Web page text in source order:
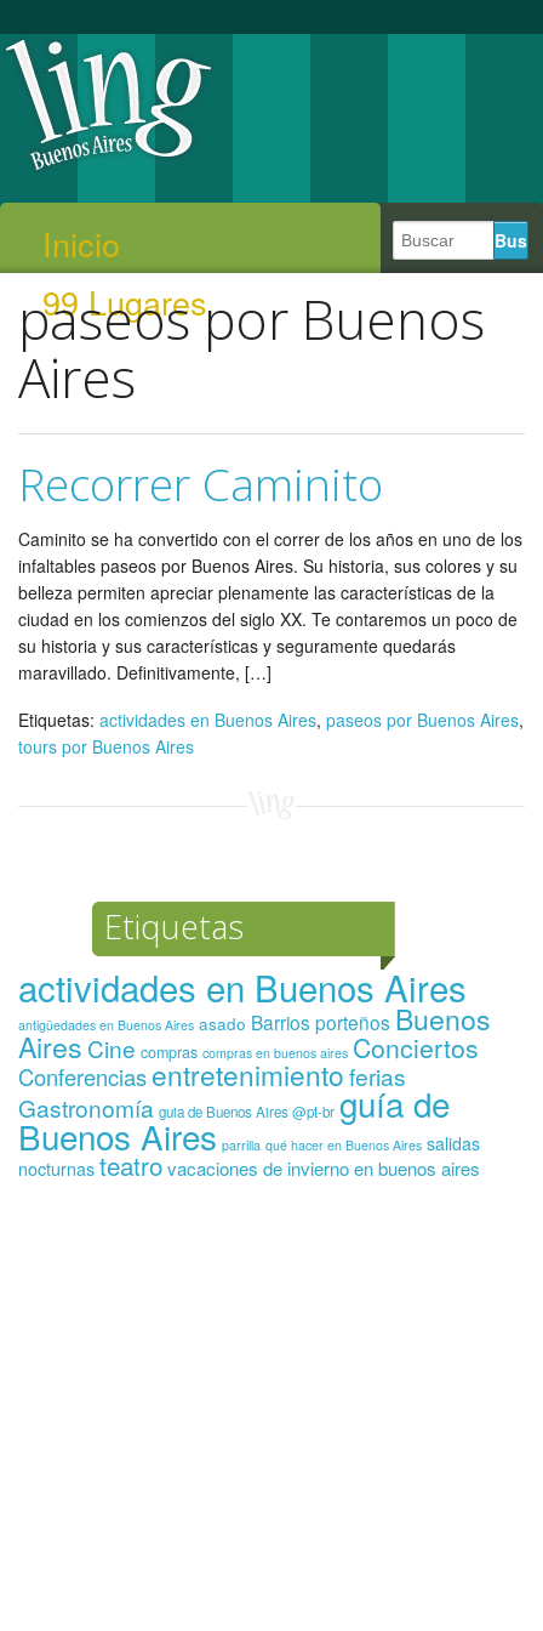
Inicio
99 Lugares
paseos por Buenos
Aires
Recorrer Caminito
Caminito se ha convertido con el correr de los años en uno de los
infaltables paseos por Buenos Aires. Su historia, sus colores y su
belleza permiten apreciar plenamente las características de la
ciudad en los comienzos del siglo XX. Te contaremos un poco de
su historia y sus características y seguramente quedarás
maravillado. Definitivamente, […]
Etiquetas: actividades en Buenos Aires, paseos por Buenos Aires,
tours por Buenos Aires
Etiquetas
actividades en Buenos Aires
antigüedades en Buenos Aires asado Barrios porteños Buenos
Aires Cine compras compras en buenos aires Conciertos
Conferenciasentretenimientoferias
Gastronomía guia de Buenos Aires @pt-br guía de
Buenos Aires parrilla qué hacer en Buenos Aires salidas
nocturnas teatrovacaciones de invierno en buenos aires